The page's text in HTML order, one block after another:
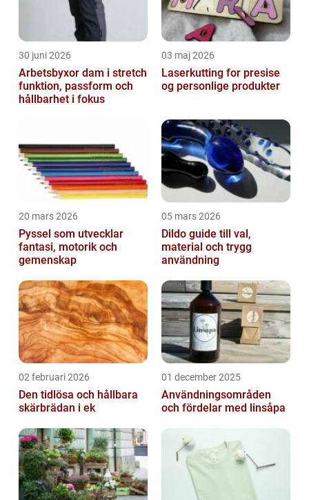
30 juni 2026
Arbetsbyxor dam i stretch
funktion, passform och
hållbarhet i fokus
03 maj 2026
Laserkutting for presise
og personlige produkter
20 mars 2026
Pyssel som utvecklar
fantasi, motorik och
gemenskap
05 mars 2026
Dildo guide till val,
material och trygg
användning
02 februari 2026
Den tidlösa och hållbara
skärbrädan i ek
01 december 2025
Användningsområden
och fördelar med linsåpa